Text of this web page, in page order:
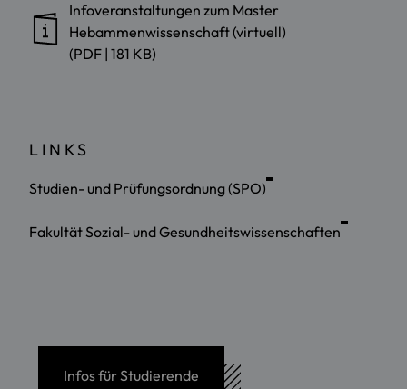
Infoveranstaltungen zum Master
Hebammenwissenschaft (virtuell)
(PDF | 181 KB)
LINKS
Studien- und Prüfungsordnung (SPO)
Fakultät Sozial- und Gesundheitswissenschaften
Infos für Studierende